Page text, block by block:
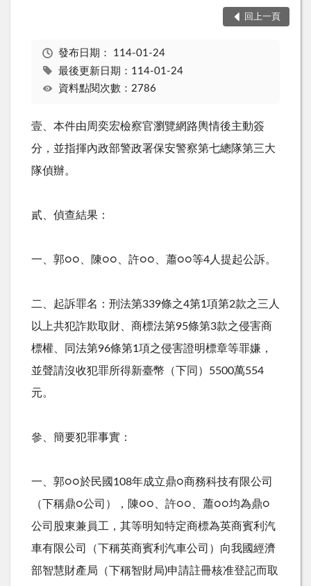
回上一頁
發布日期： 114-01-24
最後更新日期：114-01-24
資料點閱次數：2786
壹、本件由周奕宏檢察官瀏覽網路輿情後主動簽
分，並指揮內政部警政署保安警察第七總隊第三大
隊偵辦。
貳、偵查結果：
一、郭○○、陳○○、許○○、蕭○○等4人提起公訴。
二、起訴罪名：刑法第339條之4第1項第2款之三人
以上共犯詐欺取財、商標法第95條第3款之侵害商
標權、同法第96條第1項之侵害證明標章等罪嫌，
並聲請沒收犯罪所得新臺幣（下同）5500萬554
元。
參、簡要犯罪事實：
一、郭○○於民國 108年成立鼎○商務科技有限公司
（下稱鼎○公司），陳○○、許○○、蕭○○均為鼎○
公司股東兼員工，其等明知特定商標為英商賓利汽
車有限公司（下稱英商賓利汽車公司）向我國經濟
部智慧財產局（下稱智財局)申請註冊核准登記而取